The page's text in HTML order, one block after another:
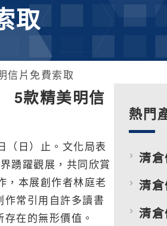
取
信片免費索取
5款精美明信
（日）止。文化局表
踴躍觀展，共同欣賞
本展創作者林庭老
常引用自許多讀書
存在的無形價值。
熱門
清
清
清